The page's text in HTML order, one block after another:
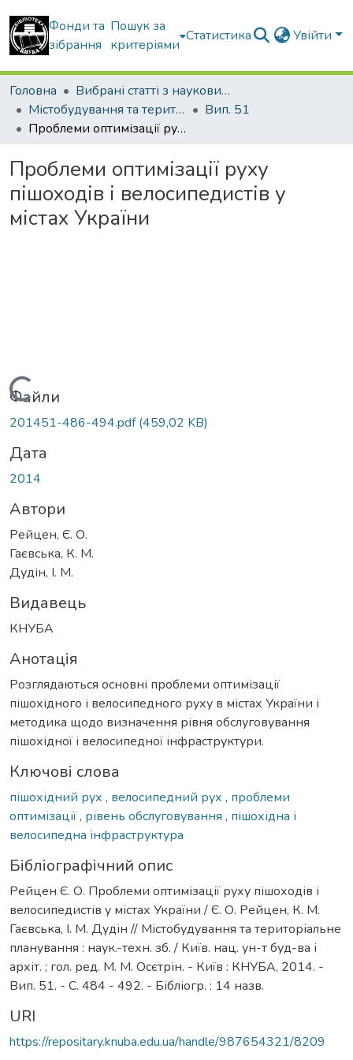
Фонди та
зібрання
Пошук за
критеріями
Статистика Увійти
Головна
Вибрані статті з наукових збірників КНУБА
Містобудування та територіальне планування
Вип. 51
Проблеми оптимізації руху пішоходів і велосипедистів у містах України
Проблеми оптимізації руху
пішоходів і велосипедистів у
містах України
Вантажиться...
Файли
201451-486-494.pdf(459,02 KB)
Дата
2014
Автори
Рейцен, Є. О.
Гаєвська, К. М.
Дудін, І. М.
Видавець
КНУБА
Анотація
Розглядаються основні проблеми оптимізації
пішохідного і велосипедного руху в містах України і
методика щодо визначення рівня обслуговування
пішохідної і велосипедної інфраструктури.
Ключові слова
пішохідний рух , велосипедний рух , проблеми
оптимізації, рівень обслуговування , пішохідна і
велосипедна інфраструктура
Бібліографічний опис
Рейцен Є. О. Проблеми оптимізації руху пішоходів і
велосипедистів у містах України / Є. О. Рейцен, К. М.
Гаєвська, І. М. Дудін // Містобудування та територіальне
планування : наук.-техн. зб. / Київ. нац. ун-т буд-ва і
архіт. ; гол. ред. М. М. Осєтрін. - Київ : КНУБА, 2014. -
Вип. 51. - С. 484 - 492. - Бібліогр. : 14 назв.
URI
https://repositary.knuba.edu.ua/handle/987654321/8209